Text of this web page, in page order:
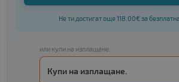
Не ти достигат още 118.00€ за
или купи на изплащане:
Купи на изплащане.